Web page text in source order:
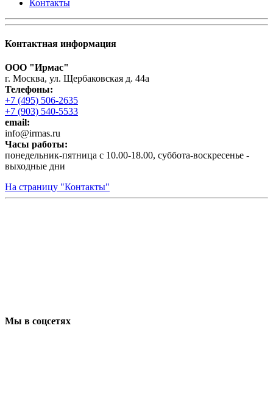
Контакты
Контактная информация
ООО "Ирмас"
г. Москва, ул. Щербаковская д. 44а
Телефоны:
+7 (495) 506-2635
+7 (903) 540-5533
email:
infо@irmas.ru
Часы работы:
понедельник-пятница с 10.00-18.00, суббота-воскресенье -
выходные дни
На страницу "Контакты"
Мы в соцсетях